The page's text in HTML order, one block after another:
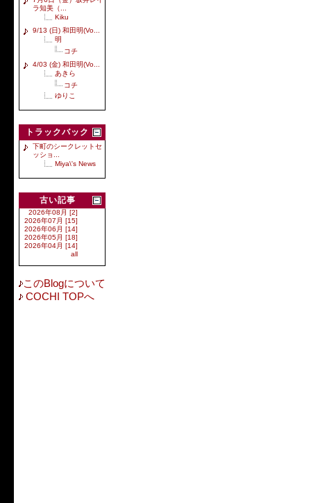
ラ知美（...
Kiku
9/13 (日) 和田明(Vo...
明
コチ
4/03 (金) 和田明(Vo...
あきら
コチ
ゆりこ
トラックバック
下町のシークレットセ
ッショ...
Miya\'s News
古い記事
2026年08月 [2]
2026年07月 [15]
2026年06月 [14]
2026年05月 [18]
2026年04月 [14]
all
このBlogについて
COCHI TOPへ